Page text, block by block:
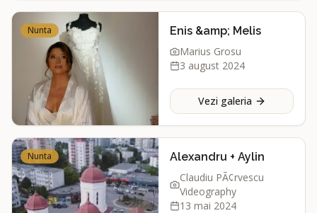
Nunta
Enis &amp; Melis
Marius Grosu
3 august 2024
Vezi galeria
Nunta
Alexandru + Aylin
Claudiu PÃ¢rvescu
Videography
13 mai 2024